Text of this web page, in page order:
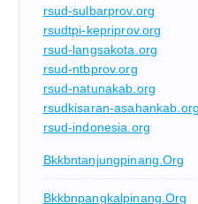
rsud-sulbarprov.org
rsudtpi-kepriprov.org
rsud-langsakota.org
rsud-ntbprov.org
rsud-natunakab.org
rsudkisaran-asahankab.org
rsud-indonesia.org
Bkkbntanjungpinang.org
Bkkbnpangkalpinang.org